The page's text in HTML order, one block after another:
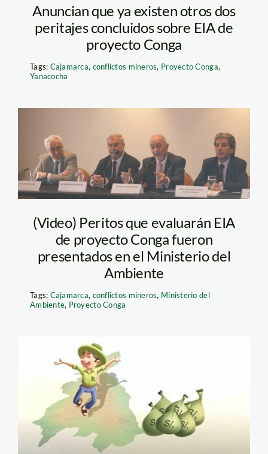
Anuncian que ya existen otros dos
peritajes concluidos sobre EIA de
proyecto Conga
Tags: Cajamarca, conflictos mineros, Proyecto Conga,
Yanacocha
SONY DSC
(Video) Peritos que evaluarán EIA
de proyecto Conga fueron
presentados en el Ministerio del
Ambiente
Tags: Cajamarca, conflictos mineros, Ministerio del
Ambiente, Proyecto Conga
Conga Campesino
feliz